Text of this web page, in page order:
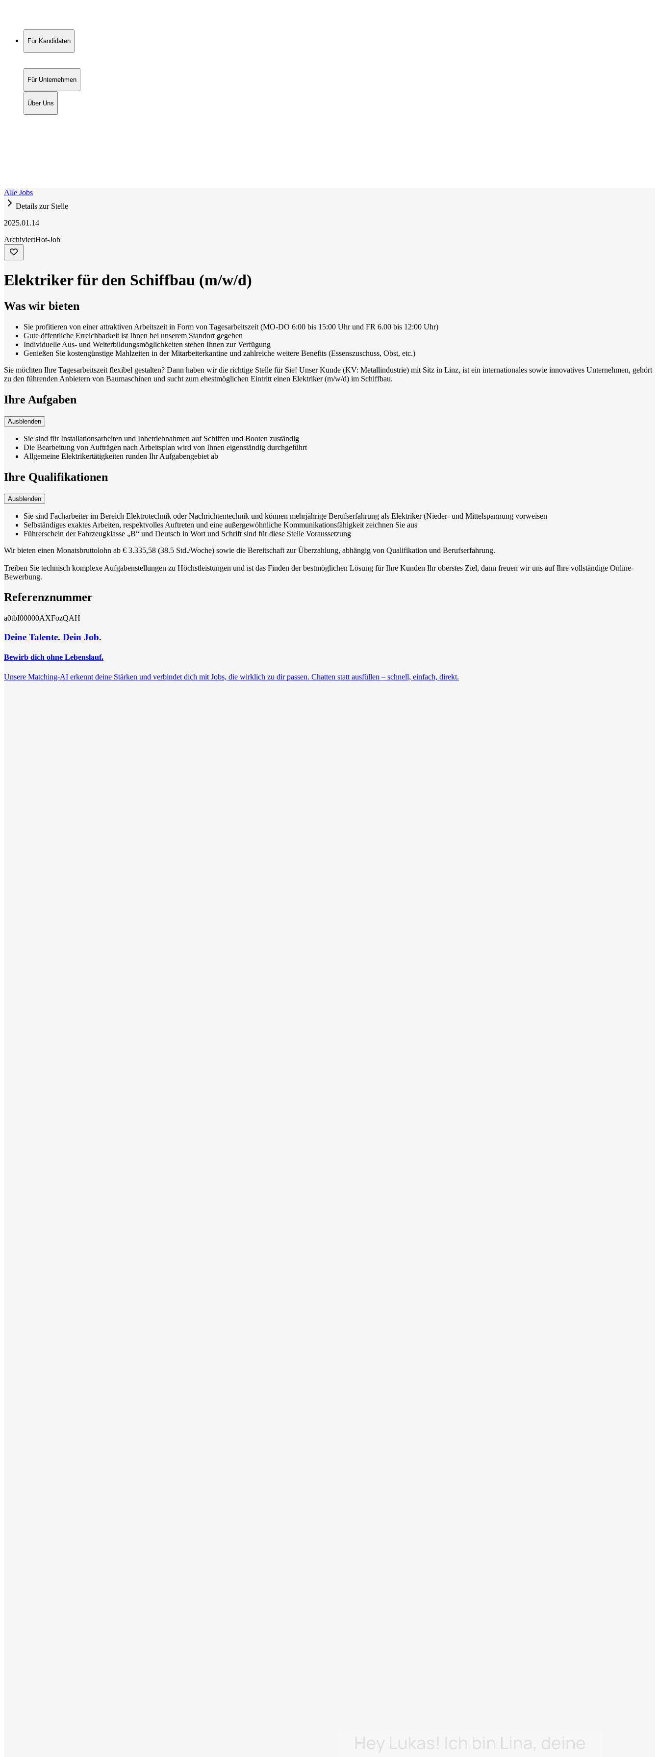
Für Kandidaten
Für Unternehmen
Über Uns
Alle Jobs
Details zur Stelle
2025.01.14
ArchiviertHot-Job
Elektriker für den Schiffbau (m/w/d)
Was wir bieten
Sie profitieren von einer attraktiven Arbeitszeit in Form von Tagesarbeitszeit (MO-DO 6:00 bis 15:00 Uhr und FR 6.00 bis 12:00 Uhr)
Gute öffentliche Erreichbarkeit ist Ihnen bei unserem Standort gegeben
Individuelle Aus- und Weiterbildungsmöglichkeiten stehen Ihnen zur Verfügung
Genießen Sie kostengünstige Mahlzeiten in der Mitarbeiterkantine und zahlreiche weitere Benefits (Essenszuschuss, Obst, etc.)
Sie möchten Ihre Tagesarbeitszeit flexibel gestalten? Dann haben wir die richtige Stelle für Sie! Unser Kunde (KV: Metallindustrie) mit Sitz in Linz, ist ein internationales sowie innovatives Unternehmen, gehört
zu den führenden Anbietern von Baumaschinen und sucht zum ehestmöglichen Eintritt einen Elektriker (m/w/d) im Schiffbau.
Ihre Aufgaben
Ausblenden
Sie sind für Installationsarbeiten und Inbetriebnahmen auf Schiffen und Booten zuständig
Die Bearbeitung von Aufträgen nach Arbeitsplan wird von Ihnen eigenständig durchgeführt
Allgemeine Elektrikertätigkeiten runden Ihr Aufgabengebiet ab
Ihre Qualifikationen
Ausblenden
Sie sind Facharbeiter im Bereich Elektrotechnik oder Nachrichtentechnik und können mehrjährige Berufserfahrung als Elektriker (Nieder- und Mittelspannung vorweisen
Selbständiges exaktes Arbeiten, respektvolles Auftreten und eine außergewöhnliche Kommunikationsfähigkeit zeichnen Sie aus
Führerschein der Fahrzeugklasse „B“ und Deutsch in Wort und Schrift sind für diese Stelle Voraussetzung
Wir bieten einen Monatsbruttolohn ab € 3.335,58 (38.5 Std./Woche) sowie die Bereitschaft zur Überzahlung, abhängig von Qualifikation und Berufserfahrung.
Treiben Sie technisch komplexe Aufgabenstellungen zu Höchstleistungen und ist das Finden der bestmöglichen Lösung für Ihre Kunden Ihr oberstes Ziel, dann freuen wir uns auf Ihre vollständige Online-
Bewerbung.
Referenznummer
a0tbI00000AXFozQAH
Deine Talente. Dein Job.
Bewirb dich ohne Lebenslauf.
Unsere Matching-AI erkennt deine Stärken und verbindet dich mit Jobs, die wirklich zu dir passen. Chatten statt ausfüllen – schnell, einfach, direkt.